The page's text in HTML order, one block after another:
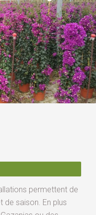
permettent de
de saison. En plus